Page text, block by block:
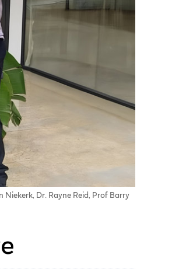
Dr. Rayne Reid, Prof Barry